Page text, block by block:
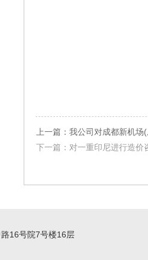
上一篇：我公司对成都新机
下一篇：对一重印尼进行造价
16号院7号楼16层